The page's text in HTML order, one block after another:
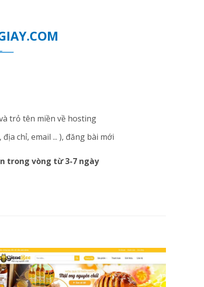
trỏ tên miền về hosting
chỉ, email ... ), đăng bài mới
trong vòng từ 3-7 ngày